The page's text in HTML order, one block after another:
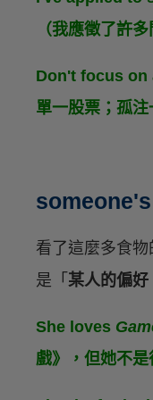
（我應徵了許
Don't focus on
單一股票；孤注
看了這麼多食
是「 某人的偏好
She loves
戲》，但她不是